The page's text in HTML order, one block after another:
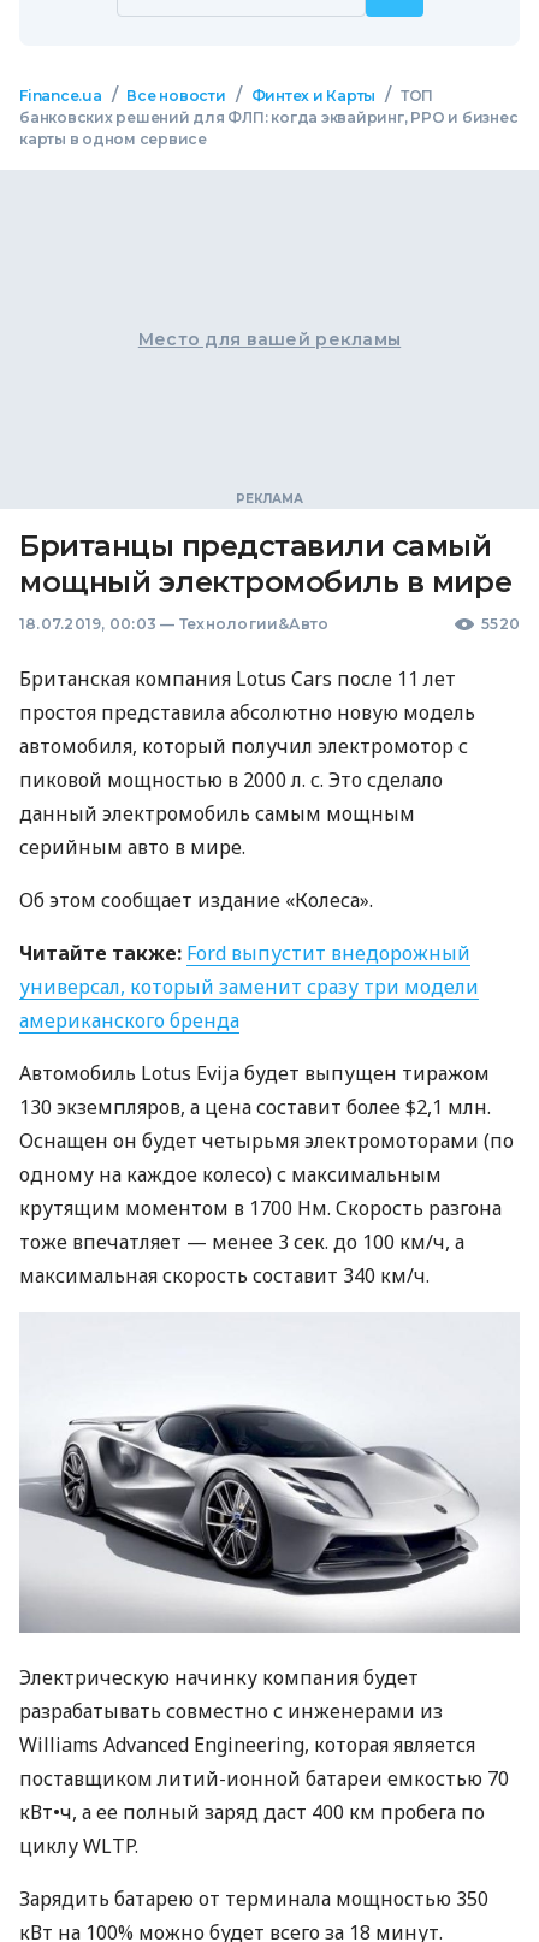
Finance.ua / Все новости / Финтех и Карты / ТОП
банковских решений для ФЛП: когда эквайринг, РРО и бизнес
карты в одном сервисе
Место для вашей рекламы
Британцы представили самый
мощный электромобиль в мире
18.07.2019, 00:03 — Технологии&Авто 5520
Британская компания Lotus Cars после 11 лет
простоя представила абсолютно новую модель
автомобиля, который получил электромотор с
пиковой мощностью в 2000 л. с. Это сделало
данный электромобиль самым мощным
серийным авто в мире.
Об этом сообщает издание «Колеса».
Читайте также: Ford выпустит внедорожный
универсал, который заменит сразу три модели
американского бренда
Автомобиль Lotus Evija будет выпущен тиражом
130 экземпляров, а цена составит более $2,1 млн.
Оснащен он будет четырьмя электромоторами (по
одному на каждое колесо) с максимальным
крутящим моментом в 1700 Нм. Скорость разгона
тоже впечатляет — менее 3 сек. до 100 км/ч, а
максимальная скорость составит 340 км/ч.
Электрическую начинку компания будет
разрабатывать совместно с инженерами из
Williams Advanced Engineering, которая является
поставщиком литий-ионной батареи емкостью 70
кВт•ч, а ее полный заряд даст 400 км пробега по
циклуWLTP.
Зарядить батарею от терминала мощностью 350
кВт на 100% можно будет всего за 18 минут.